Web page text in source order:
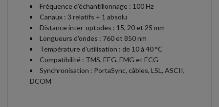
Fréquence d’échantillonnage : 100 Hz
Canaux : 3 relatifs + 1 absolu
Distance inter-optodes : 15, 20 et 25 mm
Longueurs d'ondes : 760 et 850 nm
Température d'utilisation : de 10 à 40 °C
Compatibilité : TMS, EEG, EMG et ECG
Synchronisation : PortaSync, câbles, LSL, ASCII,
DCOM